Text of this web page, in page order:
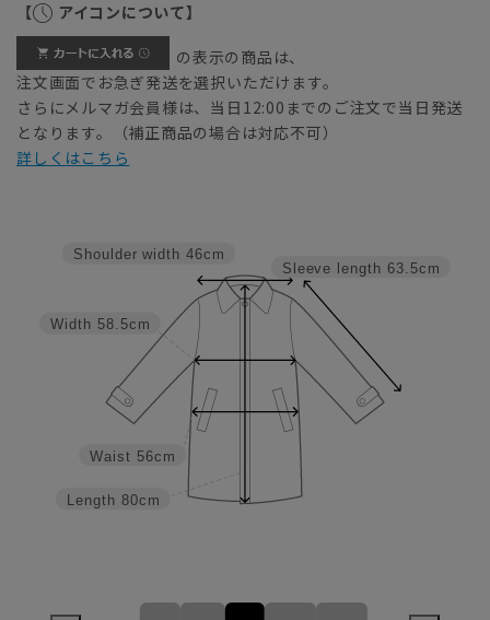
【 アイコンについて】
の表示の商品は、
注文画面でお急ぎ発送を選択いただけます。
さらにメルマガ会員様は、当日12:00までのご注文で当日発送
となります。（補正商品の場合は対応不可）
詳しくはこちら
Sleeve length 63.5cm
Length 80cm
Waist 56cm
Width 58.5cm
Shoulder width 46cm